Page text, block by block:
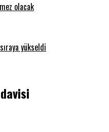
olacak
yükseldi